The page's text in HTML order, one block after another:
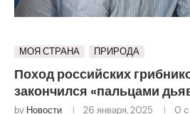
МОЯ СТРАНА ПРИРОДА
Поход российских
закончился «пальцами
by Новости 26 января, 2025 0